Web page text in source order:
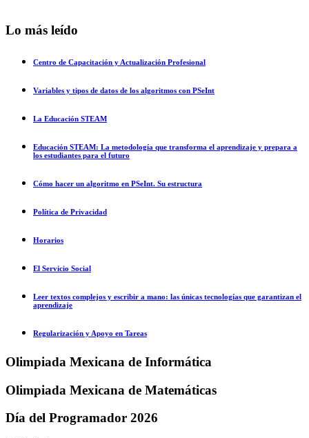
Lo más leído
Centro de Capacitación y Actualización Profesional
Variables y tipos de datos de los algoritmos con PSeInt
La Educación STEAM
Educación STEAM: La metodología que transforma el aprendizaje y prepara a
los estudiantes para el futuro
Cómo hacer un algoritmo en PSeInt. Su estructura
Política de Privacidad
Horarios
El Servicio Social
Leer textos complejos y escribir a mano: las únicas tecnologías que garantizan el
aprendizaje
Regularización y Apoyo en Tareas
Olimpiada Mexicana de Informática
Olimpiada Mexicana de Matemáticas
Día del Programador 2026